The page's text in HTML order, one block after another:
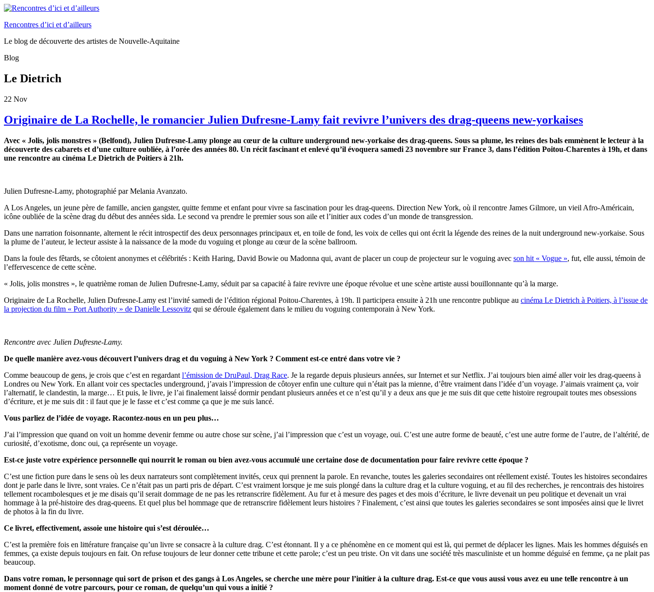
Rencontres d’ici et d’ailleurs
Le blog de découverte des artistes de Nouvelle-Aquitaine
Blog
Le Dietrich
22 Nov
Originaire de La Rochelle, le romancier Julien Dufresne-Lamy fait revivre l’univers des drag-queens new-yorkaises
Avec « Jolis, jolis monstres » (Belfond), Julien Dufresne-Lamy plonge au cœur de la culture underground new-yorkaise des drag-queens. Sous sa plume, les reines des bals emmènent le lecteur à la
découverte des cabarets et d’une culture oubliée, à l’orée des années 80. Un récit fascinant et enlevé qu’il évoquera samedi 23 novembre sur France 3, dans l’édition Poitou-Charentes à 19h, et dans
une rencontre au cinéma Le Dietrich de Poitiers à 21h.
Julien Dufresne-Lamy, photographié par Melania Avanzato.
A Los Angeles, un jeune père de famille, ancien gangster, quitte femme et enfant pour vivre sa fascination pour les drag-queens. Direction New York, où il rencontre James Gilmore, un vieil Afro-Américain,
icône oubliée de la scène drag du début des années sida. Le second va prendre le premier sous son aile et l’initier aux codes d’un monde de transgression.
Dans une narration foisonnante, alternent le récit introspectif des deux personnages principaux et, en toile de fond, les voix de celles qui ont écrit la légende des reines de la nuit underground new-yorkaise. Sous
la plume de l’auteur, le lecteur assiste à la naissance de la mode du voguing et plonge au cœur de la scène ballroom.
Dans la foule des fêtards, se côtoient anonymes et célébrités : Keith Haring, David Bowie ou Madonna qui, avant de placer un coup de projecteur sur le voguing avec son hit « Vogue », fut, elle aussi, témoin de
l’effervescence de cette scène.
« Jolis, jolis monstres », le quatrième roman de Julien Dufresne-Lamy, séduit par sa capacité à faire revivre une époque révolue et une scène artiste aussi bouillonnante qu’à la marge.
Originaire de La Rochelle, Julien Dufresne-Lamy est l’invité samedi de l’édition régional Poitou-Charentes, à 19h. Il participera ensuite à 21h une rencontre publique au cinéma Le Dietrich à Poitiers, à l’issue de
la projection du film « Port Authority » de Danielle Lessovitz qui se déroule également dans le milieu du voguing contemporain à New York.
Rencontre avec Julien Dufresne-Lamy.
De quelle manière avez-vous découvert l’univers drag et du voguing à New York ? Comment est-ce entré dans votre vie ?
Comme beaucoup de gens, je crois que c’est en regardant l’émission de DruPaul, Drag Race. Je la regarde depuis plusieurs années, sur Internet et sur Netflix. J’ai toujours bien aimé aller voir les drag-queens à
Londres ou New York. En allant voir ces spectacles underground, j’avais l’impression de côtoyer enfin une culture qui n’était pas la mienne, d’être vraiment dans l’idée d’un voyage. J’aimais vraiment ça, voir
l’alternatif, le clandestin, la marge… Et puis, le livre, je l’ai finalement laissé dormir pendant plusieurs années et ce n’est qu’il y a deux ans que je me suis dit que cette histoire regroupait toutes mes obsessions
d’écriture, et je me suis dit : il faut que je le fasse et c’est comme ça que je me suis lancé.
Vous parliez de l’idée de voyage. Racontez-nous en un peu plus…
J’ai l’impression que quand on voit un homme devenir femme ou autre chose sur scène, j’ai l’impression que c’est un voyage, oui. C’est une autre forme de beauté, c’est une autre forme de l’autre, de l’altérité, de
curiosité, d’exotisme, donc oui, ça représente un voyage.
Est-ce juste votre expérience personnelle qui nourrit le roman ou bien avez-vous accumulé une certaine dose de documentation pour faire revivre cette époque ?
C’est une fiction pure dans le sens où les deux narrateurs sont complètement invités, ceux qui prennent la parole. En revanche, toutes les galeries secondaires ont réellement existé. Toutes les histoires secondaires
dont je parle dans le livre, sont vraies. Ce n’était pas un parti pris de départ. C’est vraiment lorsque je me suis plongé dans la culture drag et la culture voguing, et au fil des recherches, je rencontrais des histoires
tellement rocambolesques et je me disais qu’il serait dommage de ne pas les retranscrire fidèlement. Au fur et à mesure des pages et des mois d’écriture, le livre devenait un peu politique et devenait un vrai
hommage à la pré-histoire des drag-queens. Et quel plus bel hommage que de retranscrire fidèlement leurs histoires ? Finalement, c’est ainsi que toutes les galeries secondaires se sont imposées ainsi que le livret
de photos à la fin du livre.
Ce livret, effectivement, assoie une histoire qui s’est déroulée…
C’est la première fois en littérature française qu’un livre se consacre à la culture drag. C’est étonnant. Il y a ce phénomène en ce moment qui est là, qui permet de déplacer les lignes. Mais les hommes déguisés en
femmes, ça existe depuis toujours en fait. On refuse toujours de leur donner cette tribune et cette parole; c’est un peu triste. On vit dans une société très masculiniste et un homme déguisé en femme, ça ne plait pas
beaucoup.
Dans votre roman, le personnage qui sort de prison et des gangs à Los Angeles, se cherche une mère pour l’initier à la culture drag. Est-ce que vous aussi vous avez eu une telle rencontre à un
moment donné de votre parcours, pour ce roman, de quelqu’un qui vous a initié ?